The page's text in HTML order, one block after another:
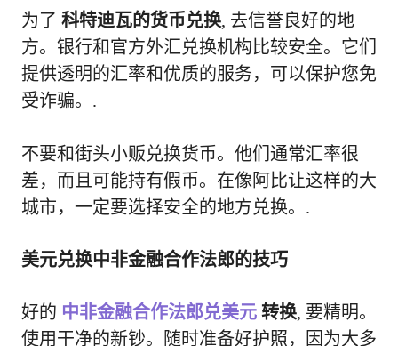
为了 科特迪瓦的货币兑换, 去信誉良好的地
方。银行和官方外汇兑换机构比较安全。它们
提供透明的汇率和优质的服务，可以保护您免
受诈骗。.
不要和街头小贩兑换货币。他们通常汇率很
差，而且可能持有假币。在像阿比让这样的大
城市，一定要选择安全的地方兑换。.
美元兑换中非金融合作法郎的技巧
好的 中非金融合作法郎兑美元 转换, 要精明。
使用干净的新钞。随时准备好护照，因为大多